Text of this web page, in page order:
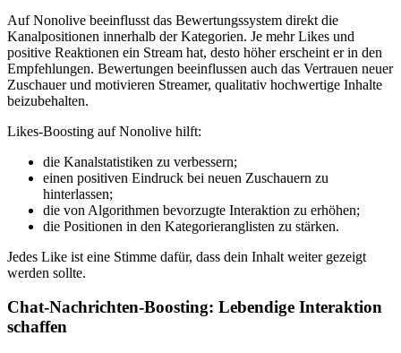
Auf Nonolive beeinflusst das Bewertungssystem direkt die
Kanalpositionen innerhalb der Kategorien. Je mehr Likes und
positive Reaktionen ein Stream hat, desto höher erscheint er in den
Empfehlungen. Bewertungen beeinflussen auch das Vertrauen neuer
Zuschauer und motivieren Streamer, qualitativ hochwertige Inhalte
beizubehalten.
Likes-Boosting auf Nonolive hilft:
die Kanalstatistiken zu verbessern;
einen positiven Eindruck bei neuen Zuschauern zu
hinterlassen;
die von Algorithmen bevorzugte Interaktion zu erhöhen;
die Positionen in den Kategorieranglisten zu stärken.
Jedes Like ist eine Stimme dafür, dass dein Inhalt weiter gezeigt
werden sollte.
Chat-Nachrichten-Boosting: Lebendige Interaktion
schaffen